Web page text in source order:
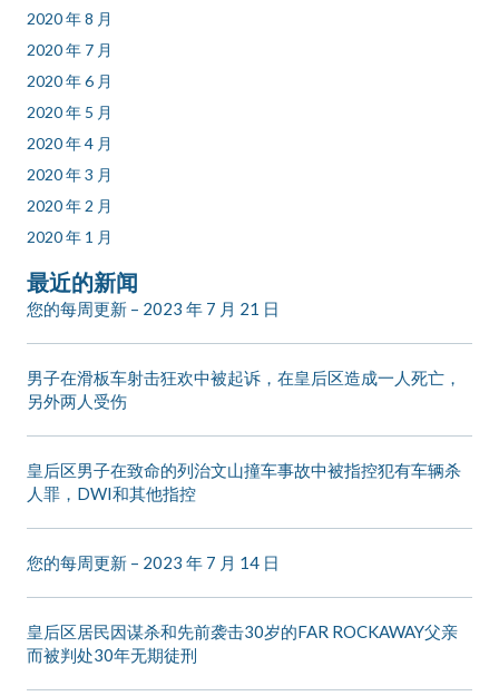
2020 年 8 月
2020 年 7 月
2020 年 6 月
2020 年 5 月
2020 年 4 月
2020 年 3 月
2020 年 2 月
2020 年 1 月
最近的新闻
您的每周更新 – 2023 年 7 月 21 日
男子在滑板车射击狂欢中被起诉，在皇后区造成一人死亡，
另外两人受伤
皇后区男子在致命的列治文山撞车事故中被指控犯有车辆杀
人罪，DWI和其他指控
您的每周更新 – 2023 年 7 月 14 日
皇后区居民因谋杀和先前袭击30岁的FAR ROCKAWAY父亲
而被判处30年无期徒刑